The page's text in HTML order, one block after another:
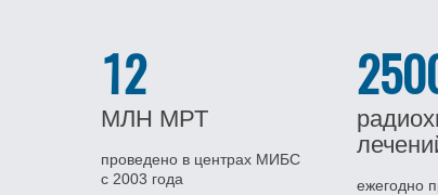
12
МЛН МРТ
проведено в центрах МИБС
с 2003 года
ежегодно